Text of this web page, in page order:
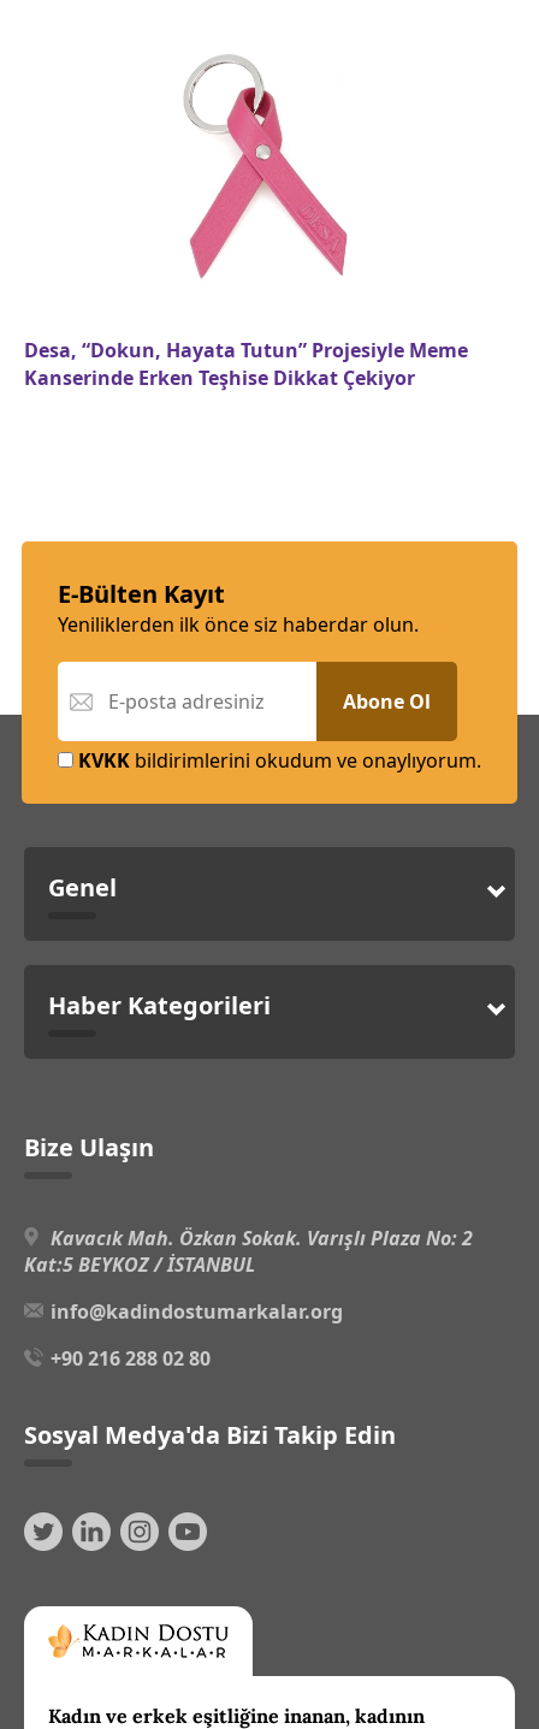
Desa, “Dokun, Hayata Tutun” Projesiyle Meme
Kanserinde Erken Teşhise Dikkat Çekiyor
E-Bülten Kayıt
Yeniliklerden ilk önce siz haberdar olun.
Abone Ol
KVKK bildirimlerini okudum ve onaylıyorum.
Genel
Haber Kategorileri
Bize Ulaşın
Kavacık Mah. Özkan Sokak. Varışlı Plaza No: 2
Kat:5 BEYKOZ / İSTANBUL
info@kadindostumarkalar.org
+90 216 288 02 80
Sosyal Medya'da Bizi Takip Edin
Kadın ve erkek eşitliğine inanan, kadının